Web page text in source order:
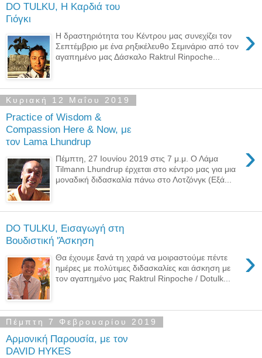
DO TULKU, Η Καρδιά του
Γιόγκι
›
Η δραστηριότητα του Κέντρου μας συνεχίζει τον
Σεπτέμβριο με ένα ρηξικέλευθο Σεμινάριο από τον
αγαπημένο μας Δάσκαλο Raktrul Rinpoche...
Κυριακή 12 Μαΐου 2019
Practice of Wisdom &
Compassion Here & Now, με
τον Lama Lhundrup
›
Πέμπτη, 27 Ιουνίου 2019 στις 7 μ.μ. Ο Λάμα
Tilmann Lhundrup έρχεται στο κέντρο μας για μια
μοναδική διδασκαλία πάνω στο Λοτζόνγκ (Εξά...
DO TULKU, Εισαγωγή στη
Βουδιστική 'Άσκηση
›
Θα έχουμε ξανά τη χαρά να μοιραστούμε πέντε
ημέρες με πολύτιμες διδασκαλίες και άσκηση με
τον αγαπημένο μας Raktrul Rinpoche / Dotulk...
Πέμπτη 7 Φεβρουαρίου 2019
Αρμονική Παρουσία, με τον
DAVID HYKES